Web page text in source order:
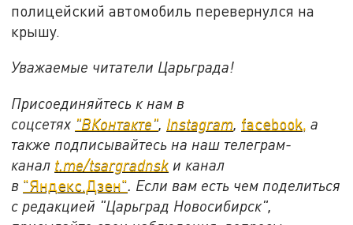
полицейский автомобиль перевернулся на
крышу.
Уважаемые читатели Царьграда!
Присоединяйтесь к нам в
соцсетях "ВКонтакте", Instagram, facebook, а
также подписывайтесь на наш телеграм-
канал t.me/tsargradnsk и канал
в "Яндекс.Дзен". Если вам есть чем поделиться
с редакцией "Царьград Новосибирск",